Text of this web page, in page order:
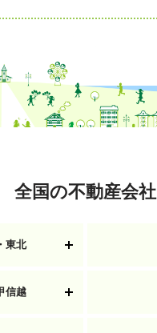
全国の不動産会社
東北
信越